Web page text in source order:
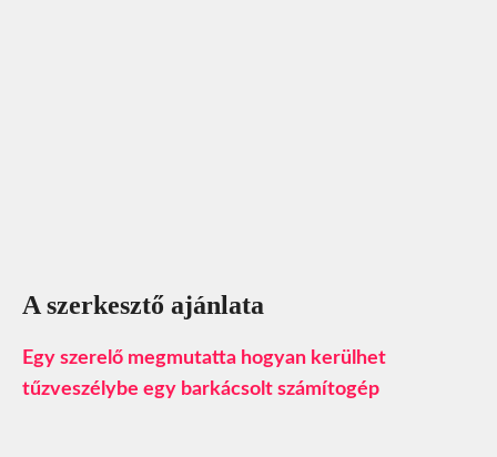
A szerkesztő ajánlata
Egy szerelő megmutatta hogyan kerülhet
tűzveszélybe egy barkácsolt számítogép